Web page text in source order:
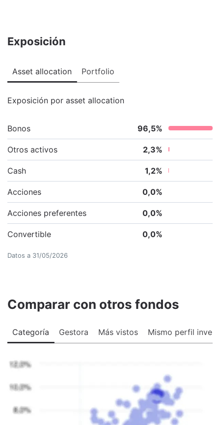
Exposición
Asset allocation Portfolio
Exposición por asset allocation
Bonos 96,5%
Otros activos 2,3%
Cash 1,2%
Acciones 0,0%
Acciones preferentes 0,0%
Convertible 0,0%
Datos a 31/05/2026
Comparar con otros fondos
Categoría Gestora Más vistos Mismo perfil